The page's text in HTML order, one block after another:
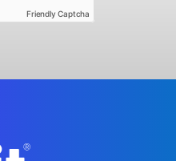
Friendly Captcha